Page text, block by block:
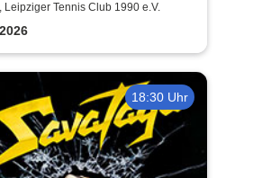
Leipziger Tennis Club 1990 e.V.
18:30 Uhr